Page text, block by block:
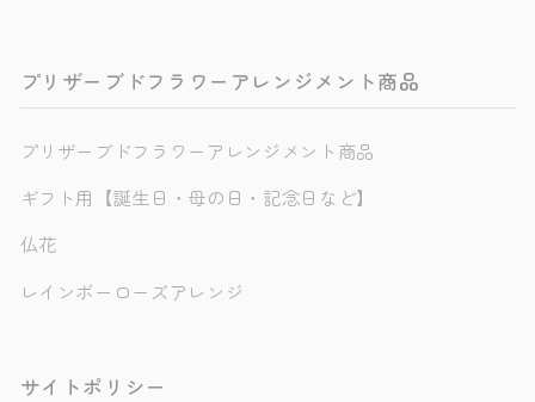
プリザーブドフラワーアレンジメント商品
プリザーブドフラワーアレンジメント商品
ギフト用【誕生日・母の日・記念日など】
仏花
レインボーローズアレンジ
サイトポリシー